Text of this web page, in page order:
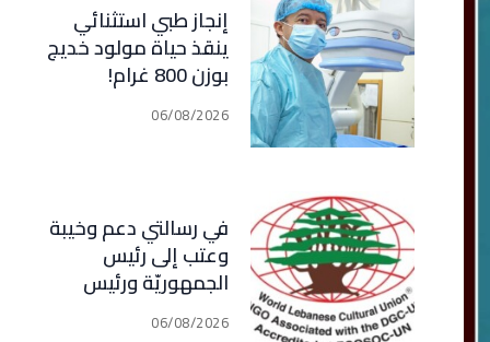
إنجاز طبي استثنائي
ينقذ حياة مولود خديج
بوزن 800 غرام!
06/08/2026
في رسالتي دعم وخيبة
وعتب إلى رئيس
الجمهوريّة ورئيس
مجلس الوزراء .. رئيس
06/08/2026